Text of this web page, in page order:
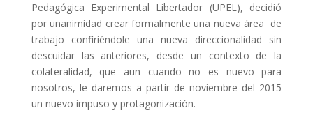
Pedagógica Experimental Libertador (UPEL), decidió
por unanimidad crear formalmente una nueva área de
trabajo confiriéndole una nueva direccionalidad sin
descuidar las anteriores, desde un contexto de la
colateralidad, que aun cuando no es nuevo para
nosotros, le daremos a partir de noviembre del 2015
un nuevo impuso y protagonización.